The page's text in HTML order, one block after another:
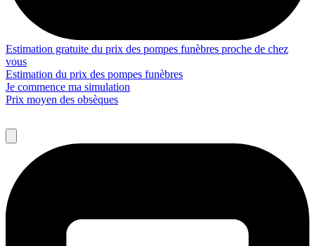
Estimation gratuite du prix des pompes funèbres proche de chez
vous
Estimation du prix des pompes funèbres
Je commence ma simulation
Prix moyen des obsèques